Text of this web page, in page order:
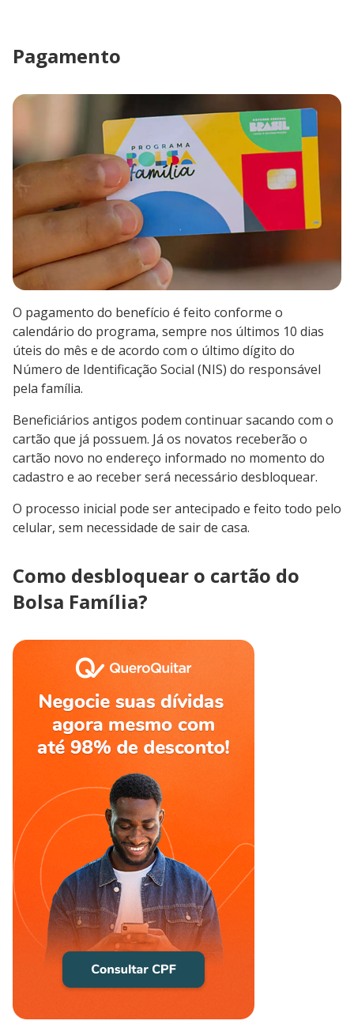
Pagamento
O pagamento do benefício é feito conforme o
calendário do programa, sempre nos últimos 10 dias
úteis do mês e de acordo com o último dígito do
Número de Identificação Social (NIS) do responsável
pela família.
Beneficiários antigos podem continuar sacando com o
cartão que já possuem. Já os novatos receberão o
cartão novo no endereço informado no momento do
cadastro e ao receber será necessário desbloquear.
O processo inicial pode ser antecipado e feito todo pelo
celular, sem necessidade de sair de casa.
Como desbloquear o cartão do
Bolsa Família?